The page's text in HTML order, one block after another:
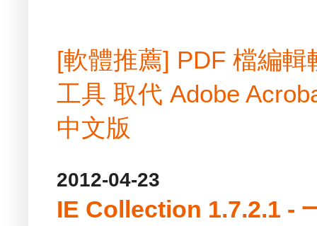
[軟體推薦] PDF 檔編
工具 取代 Adobe
中文版
2012-04-23
IE Collection 1.7.2.1 -